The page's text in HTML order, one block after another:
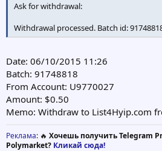
Ask for withdrawal:
Withdrawal processed. Batch id:
Date: 06/10/2015 11:26
Batch: 91748818
From Account: U9770027
Amount: $0.50
Memo: Withdraw to List4Hyip.com
Реклама: 🔥 Хочешь получить Telegram
Polymarket? Кликай сюда!